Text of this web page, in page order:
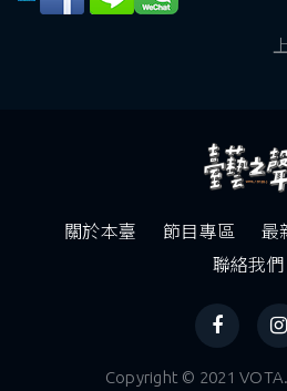
關於本臺 節目專區 最
聯絡我們
Copyright © 2021